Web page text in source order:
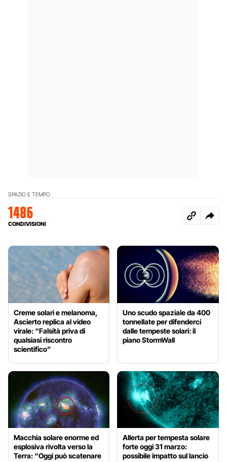
SPAZIO E TEMPO
1486
CONDIVISIONI
Creme solari e melanoma,
Ascierto replica al video
virale: “Falsità priva di
qualsiasi riscontro
scientifico”
Uno scudo spaziale da 400
tonnellate per difenderci
dalle tempeste solari: il
piano StormWall
Macchia solare enorme ed
esplosiva rivolta verso la
Terra: “Oggi può scatenare
Allerta per tempesta solare
forte oggi 31 marzo:
possibile impatto sul lancio